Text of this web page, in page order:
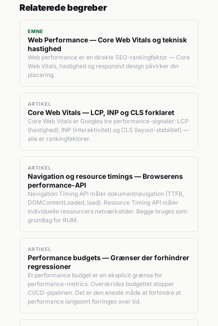
Relaterede begreber
EMNE
Web Performance — Core Web Vitals og teknisk
hastighed
Web performance er en direkte SEO-rankingfaktor — Core
Web Vitals, hastighed og responsivt design påvirker din
placering.
ARTIKEL
Core Web Vitals — LCP, INP og CLS forklaret
Core Web Vitals er Googles tre performance-signaler: LCP
(hastighed), INP (interaktivitet) og CLS (layout-stabilitet) —
alle er rankingfaktorer.
ARTIKEL
Navigation og resource timings — Browserens
performance-API
Navigation Timing API måler dokumentnavigation (TTFB,
DOMContentLoaded, load). Resource Timing API måler
individuelle ressourcers netværkstider. Begge bruges som
grundlag for RUM.
ARTIKEL
Performance budgets — Grænser der forhindrer
regressioner
Et performance budget er en eksplicit grænse for
performance-metrics. Overskrides budgettet stopper
CI/CD-pipelinen. Det er den eneste måde at forhindre at
performance langsomt forringes over tid.